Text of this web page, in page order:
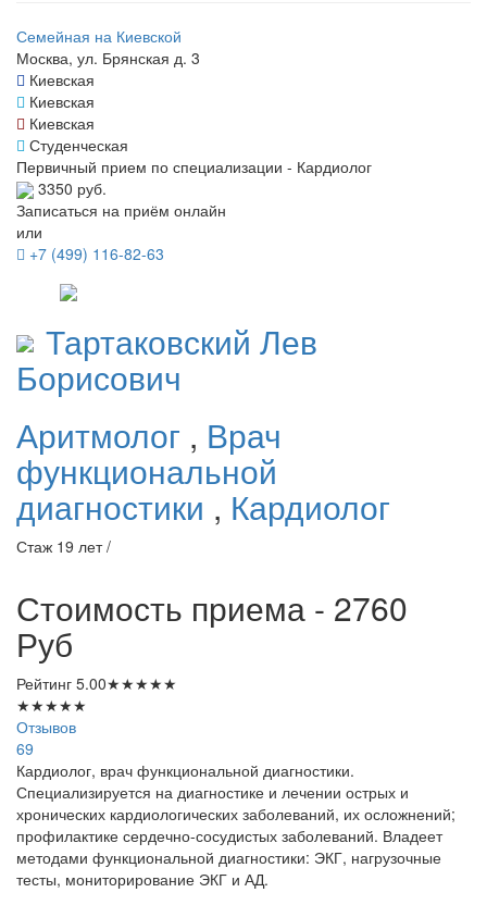
Семейная на Киевской
Москва, ул. Брянская д. 3
Киевская
Киевская
Киевская
Студенческая
Первичный прием по специализации - Кардиолог
3350 руб.
Записаться на приём онлайн
или
+7 (499) 116-82-63
Тартаковский Лев
Борисович
Аритмолог , Врач
функциональной
диагностики , Кардиолог
Стаж 19 лет /
Стоимость приема - 2760
Руб
Рейтинг 5.00★★★★★
★★★★★
Отзывов
69
Кардиолог, врач функциональной диагностики.
Специализируется на диагностике и лечении острых и
хронических кардиологических заболеваний, их осложнений;
профилактике сердечно-сосудистых заболеваний. Владеет
методами функциональной диагностики: ЭКГ, нагрузочные
тесты, мониторирование ЭКГ и АД.